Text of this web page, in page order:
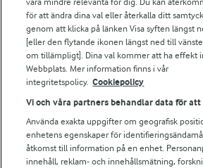
Bildbank
Följ oss
för att ändra dina val eller återkalla ditt
genom att klicka på länken Visa syften längst
[eller den flytande ikonen längst ned till
om tillämpligt]. Dina val kommer att ha effekt
Webbplats. Mer information finns i vår
integritetspolicy. Cookiepolicy
Vi och våra partners behandlar data för
Använda exakta uppgifter om geografisk
enhetens egenskaper för
åtkomst till information på en enhet.
innehåll, reklam- och innehållsmätning,